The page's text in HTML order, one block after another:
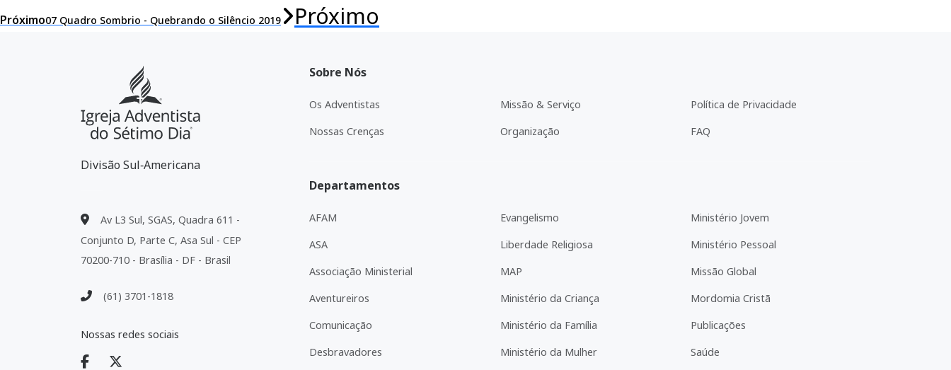
Próximo07 Quadro Sombrio - Quebrando o Silêncio 2019 Próximo
Divisão Sul‑Americana
Av L3 Sul, SGAS, Quadra 611 -
Conjunto D, Parte C, Asa Sul - CEP
70200-710 - Brasília - DF - Brasil
(61) 3701-1818
Nossas redes sociais
Sobre Nós
Os Adventistas
Nossas Crenças
Missão & Serviço
Organização
Política de Privacidade
FAQ
Departamentos
AFAM
ASA
Associação Ministerial
Aventureiros
Comunicação
Desbravadores
Evangelismo
Liberdade Religiosa
MAP
Ministério da Criança
Ministério da Família
Ministério da Mulher
Ministério Jovem
Ministério Pessoal
Missão Global
Mordomia Cristã
Publicações
Saúde